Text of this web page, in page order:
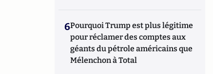
6Pourquoi Trump est plus légitime
pour réclamer des comptes aux
géants du pétrole américains que
Mélenchon à Total